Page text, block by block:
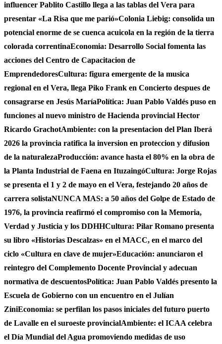
influencer Pablito Castillo llega a las tablas del Vera para
presentar «La Risa que me parió»Colonia Liebig: consolida un
potencial enorme de se cuenca acuicola en la región de la tierra
colorada correntinaEconomia: Desarrollo Social fomenta las
acciones del Centro de Capacitacion de
EmprendedoresCultura: figura emergente de la musica
regional en el Vera, llega Piko Frank en Concierto despues de
consagrarse en Jesús MaríaPolítica: Juan Pablo Valdés puso en
funciones al nuevo ministro de Hacienda provincial Hector
Ricardo GrachotAmbiente: con la presentacion del Plan Iberá
2026 la provincia ratifica la inversion en proteccion y difusion
de la naturalezaProducción: avance hasta el 80% en la obra de
la Planta Industrial de Faena en ItuzaingóCultura: Jorge Rojas
se presenta el 1 y 2 de mayo en el Vera, festejando 20 años de
carrera solistaNUNCA MAS: a 50 años del Golpe de Estado de
1976, la provincia reafirmó el compromiso con la Memoria,
Verdad y Justicia y los DDHHCultura: Pilar Romano presenta
su libro «Historias Descalzas» en el MACC, en el marco del
ciclo «Cultura en clave de mujer»Educación: anunciaron el
reintegro del Complemento Docente Provincial y adecuan
normativa de descuentosPolítica: Juan Pablo Valdés presento la
Escuela de Gobierno con un encuentro en el Julían
ZiniEconomia: se perfilan los pasos iniciales del futuro puerto
de Lavalle en el suroeste provincialAmbiente: el ICAA celebra
el Día Mundial del Agua promoviendo medidas de uso